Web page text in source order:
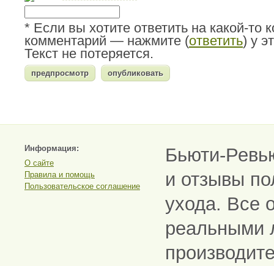
* Если вы хотите ответить на какой-то
комментарий — нажмите (ответить) у
Текст не потеряется.
Информация:
О сайте
Правила и помощь
Пользовательское соглашение
Бьюти-
и отзывы
ухода. Все
реальными